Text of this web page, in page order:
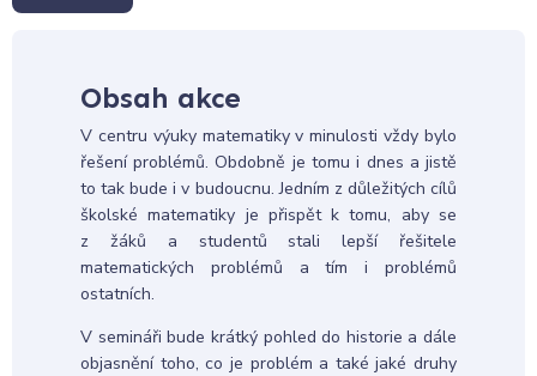
Obsah akce
V centru výuky matematiky v minulosti vždy bylo
řešení problémů. Obdobně je tomu i dnes a jistě
to tak bude i v budoucnu. Jedním z důležitých cílů
školské matematiky je přispět k tomu, aby se
z žáků a studentů stali lepší řešitele
matematických problémů a tím i problémů
ostatních.
V semináři bude krátký pohled do historie a dále
objasnění toho, co je problém a také jaké druhy